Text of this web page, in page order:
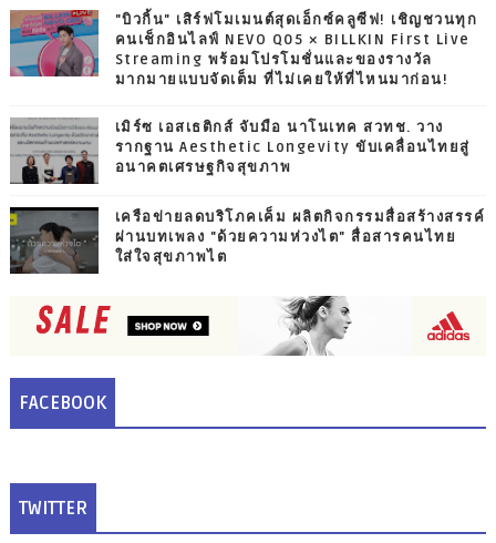
"บิวกิ้น" เสิร์ฟโมเมนต์สุดเอ็กซ์คลูซีฟ! เชิญชวนทุก
คนเช็กอินไลฟ์ NEVO Q05 × BILLKIN First Live
Streaming พร้อมโปรโมชั่นและของรางวัล
มากมายแบบจัดเต็ม ที่ไม่เคยให้ที่ไหนมาก่อน!
เมิร์ซ เอสเธติกส์ จับมือ นาโนเทค สวทช. วาง
รากฐาน Aesthetic Longevity ขับเคลื่อนไทยสู่
อนาคตเศรษฐกิจสุขภาพ
เครือข่ายลดบริโภคเค็ม ผลิตกิจกรรมสื่อสร้างสรรค์
ผ่านบทเพลง "ด้วยความห่วงไต" สื่อสารคนไทย
ใส่ใจสุขภาพไต
FACEBOOK
TWITTER